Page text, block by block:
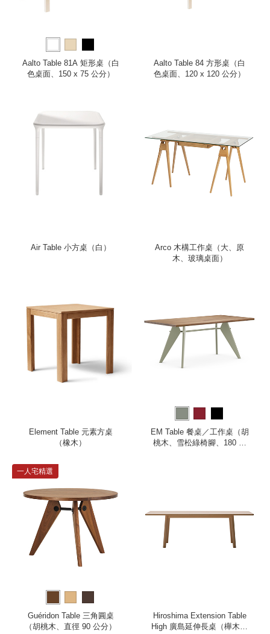
Aalto Table 81A 矩形桌（白
色桌面、150 x 75 公分）
Aalto Table 84 方形桌（白
色桌面、120 x 120 公分）
Air Table 小方桌（白）
Arco 木構工作桌（大、原
木、玻璃桌面）
Element Table 元素方桌
（橡木）
EM Table 餐桌／工作桌（胡
桃木、雪松綠椅腳、180 公
一人宅精選
Guéridon Table 三角圓桌
（胡桃木、直徑 90 公分）
Hiroshima Extension Table
High 廣島延伸長桌（櫸木、